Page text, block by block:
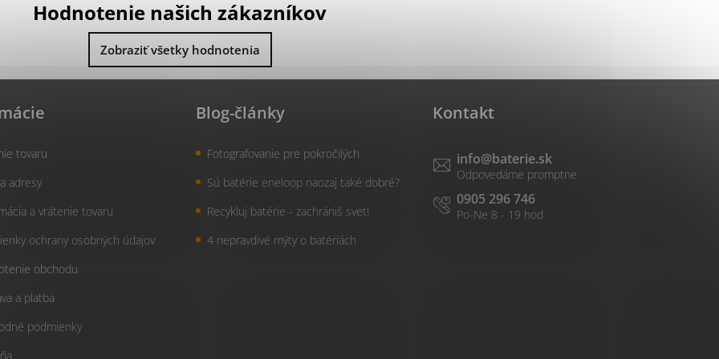
Hodnotenie našich zákazníkov
Zobraziť všetky hodnotenia
tovaru
adresy
a vrátenie tovaru
ochrany osobných údajov
obchodu
a platba
podmienky
Blog-články
Fotografovanie pre pokročilých
Sú batérie eneloop naozaj také dobré?
Recykluj batérie - zachrániš svet!
4 nepravdivé mýty o batériách
Kontakt
info@baterie.sk
0905 296 746